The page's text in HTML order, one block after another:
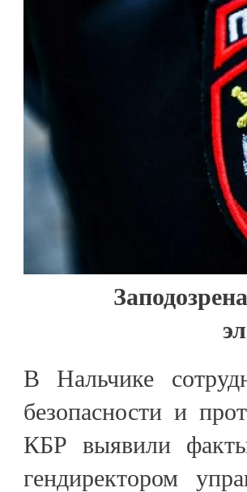
В Нальчике
безопасности и
КБР выявили
гендиректором